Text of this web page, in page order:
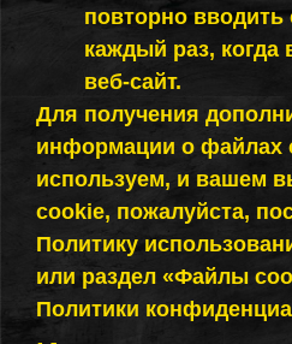
повторно вводить
каждый раз, когда
веб-сайт.
Для получения
информации о файлах
используем, и вашем
cookie, пожалуйста,
Политику
или раздел «Файлы
Политики